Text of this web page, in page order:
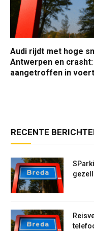
Audi rijdt met hoge
Antwerpen en
aangetroffen in
RECENTE